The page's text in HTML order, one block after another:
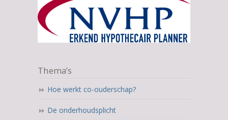
Thema’s
Hoe werkt co-ouderschap?
De onderhoudsplicht